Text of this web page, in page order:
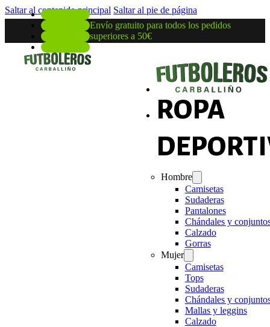
Saltar al contenido principal Saltar al pie de página
Envío gratuito para todos los pedidos
superiores a 50€
ROPA
Hombre
Camisetas
Sudaderas
Pantalones
Chándales y
Calzado
Gorras
Mujer
Camisetas
Tops
Sudaderas
Chándales y
Mallas y leggins
Calzado